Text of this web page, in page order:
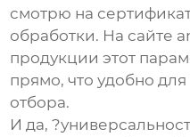
смотрю на
обработки. На сайте
продукции этот
прямо, что удобно
отбора.
И да,